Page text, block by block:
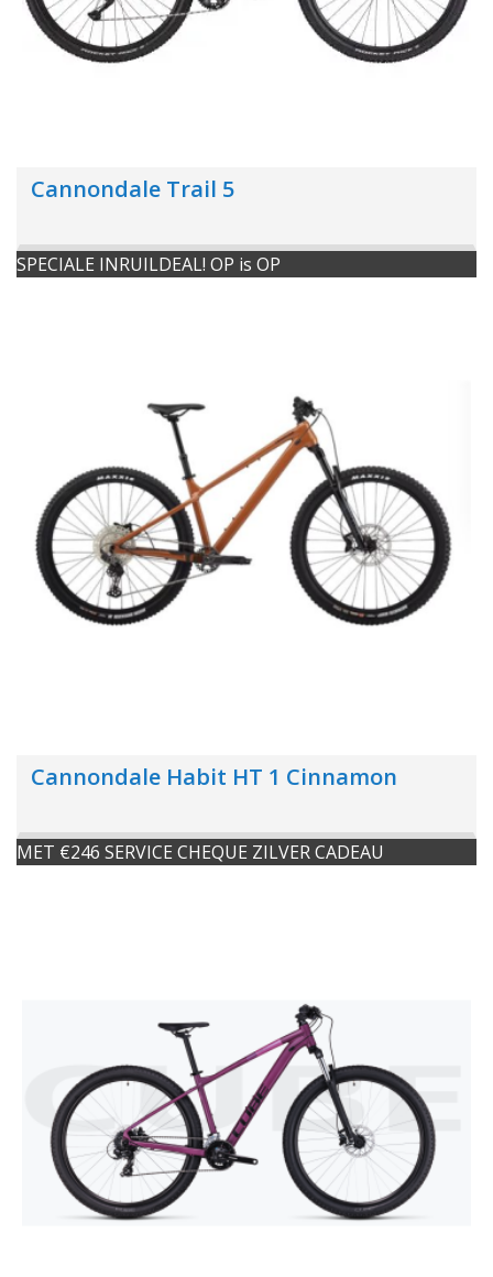
Cannondale Trail 5
SPECIALE INRUILDEAL! OP is OP
Cannondale Habit HT 1 Cinnamon
MET €246 SERVICE CHEQUE ZILVER CADEAU